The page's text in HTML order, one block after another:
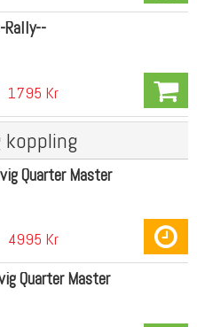
Rally--
1795 Kr
koppling
Quarter Master
4995 Kr
Quarter Master